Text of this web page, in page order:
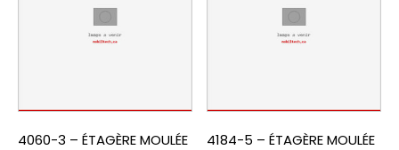
4060-3 – ÉTAGÈRE MOULÉE 4184-5 – ÉTAGÈRE MOULÉE